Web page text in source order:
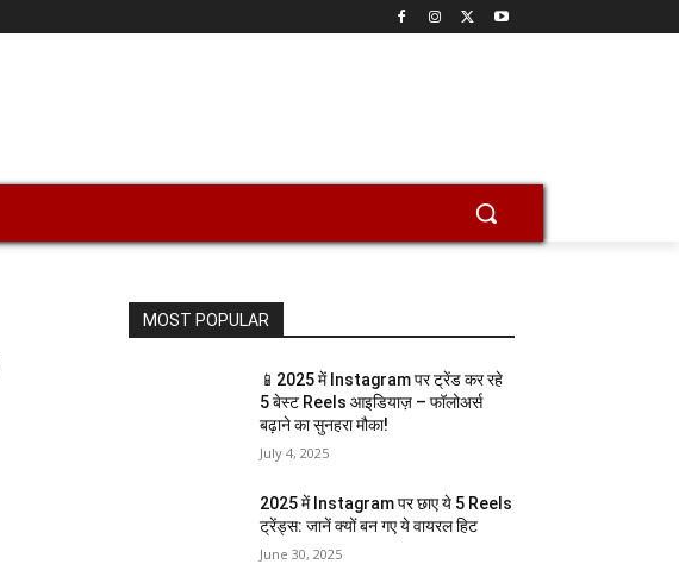
MOST POPULAR
📱2025 में Instagram पर ट्रेंड कर रहे
5 बेस्ट Reels आइडियाज़ – फॉलोअर्स
बढ़ाने का सुनहरा मौका!
July 4, 2025
2025 में Instagram पर छाए ये 5 Reels
ट्रेंड्स: जानें क्यों बन गए ये वायरल हिट
June 30, 2025